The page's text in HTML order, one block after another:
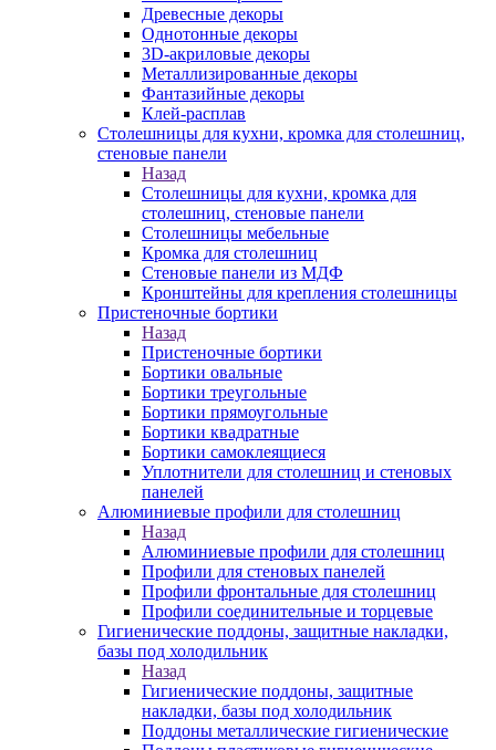
Древесные декоры
Однотонные декоры
3D-акриловые декоры
Металлизированные декоры
Фантазийные декоры
Клей-расплав
Столешницы для кухни, кромка для столешниц,
стеновые панели
Назад
Столешницы для кухни, кромка для
столешниц, стеновые панели
Столешницы мебельные
Кромка для столешниц
Стеновые панели из МДФ
Кронштейны для крепления столешницы
Пристеночные бортики
Назад
Пристеночные бортики
Бортики овальные
Бортики треугольные
Бортики прямоугольные
Бортики квадратные
Бортики самоклеящиеся
Уплотнители для столешниц и стеновых
панелей
Алюминиевые профили для столешниц
Назад
Алюминиевые профили для столешниц
Профили для стеновых панелей
Профили фронтальные для столешниц
Профили соединительные и торцевые
Гигиенические поддоны, защитные накладки,
базы под холодильник
Назад
Гигиенические поддоны, защитные
накладки, базы под холодильник
Поддоны металлические гигиенические